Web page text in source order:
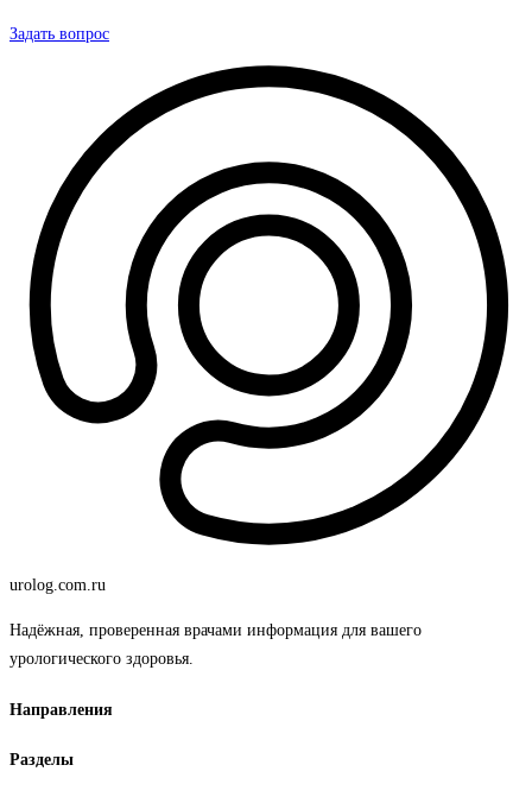
Задать вопрос
urolog.com.ru
Надёжная, проверенная врачами информация для вашего
урологического здоровья.
Направления
Разделы